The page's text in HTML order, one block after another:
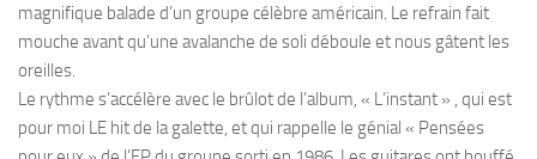
magnifique balade d’un groupe célèbre américain. Le refrain fait
mouche avant qu’une avalanche de soli déboule et nous gâtent les
oreilles.
Le rythme s’accélère avec le brûlot de l’album, « L’instant » , qui est
pour moi LE hit de la galette, et qui rappelle le génial « Pensées